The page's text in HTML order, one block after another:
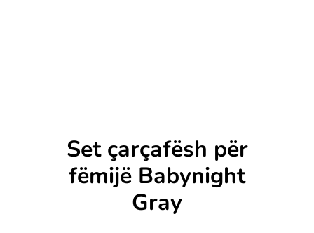
Set çarçafësh për
fëmijë Babynight
Gray